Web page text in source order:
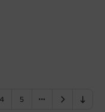
4 5